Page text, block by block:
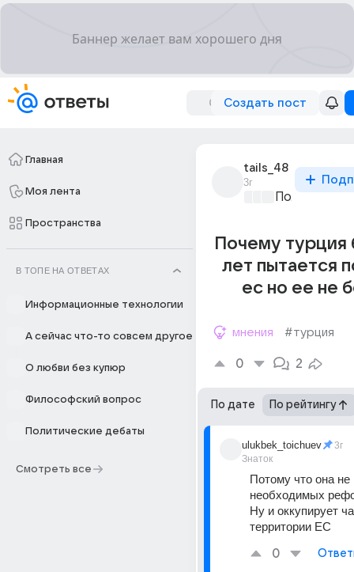
Создать пост
Главная
Моя лента
Пространства
В ТОПЕ НА ОТВЕТАХ
Информационные технологии
А сейчас что-то совсем другое
О любви без купюр
Философский вопрос
Политические дебаты
Смотреть все
tails_48
3г
Почему турция
лет пытается
ес но ее не
мнения #турция
0 2
По дате По рейтингу
ulukbek_toichuev
Знаток
3г
Потому что она не
необходимых
Ну и оккупирует
территории ЕС
0